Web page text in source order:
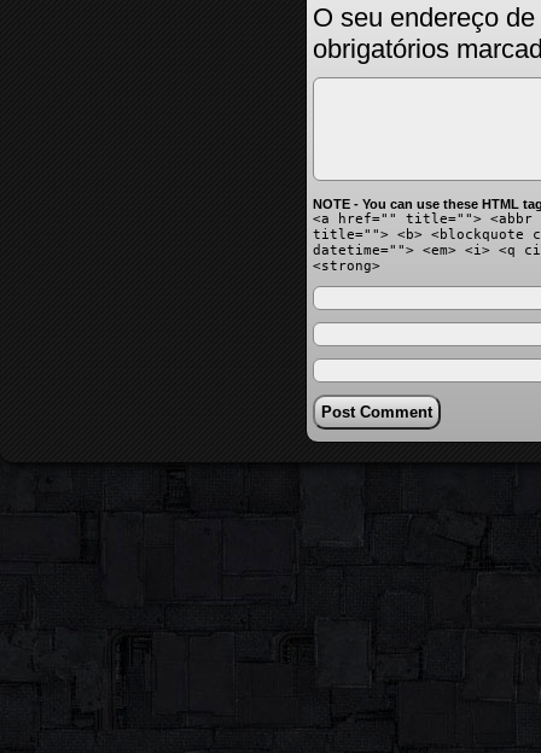
O seu endereço
obrigatórios
NOTE - You can use these HTML
<a href="" title=""> <abbr
title=""> <b> <blockquote
datetime=""> <em> <i> <q
<strong>